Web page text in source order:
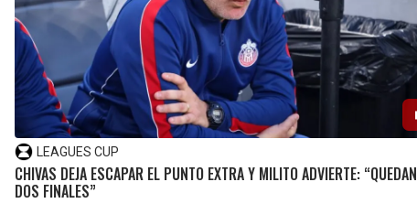
LEAGUES CUP
CHIVAS DEJA ESCAPAR EL PUNTO EXTRA Y MILITO ADVIERTE: “QUEDAN
DOS FINALES”